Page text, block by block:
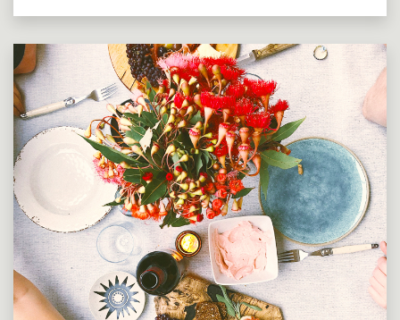
preparaciones de repostería artesanal e industrial.